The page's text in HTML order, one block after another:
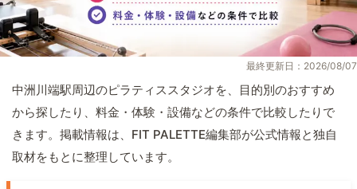
最終更新日：2026/08/07
中洲川端駅周辺のピラティススタジオを、目的別のおすすめ
から探したり、料金・体験・設備などの条件で比較したりで
きます。掲載情報は、FIT PALETTE編集部が公式情報と独自
取材をもとに整理しています。